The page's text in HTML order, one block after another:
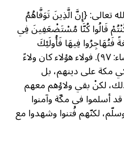
تعالى: {إِنَّ الَّذِينَ تَوَفَّاهُمُ
قَالُوا كُنَّا مُسْتَضْعَفِينَ فِي
فَتُهَاجِرُوا فِيهَا فَأُولَئِكَ
مَأْوَاهُمْ جَهَنَّمُ وَسَاءَتْ مَصِيرًا} (النساء: ٩٧). فولاء هؤلاء كان ولاءً
مكة على دينهم، بل
لكنْ بقي ولاؤهم معهم
قد أسلموا في مكّة وآمنوا
لكنّهم فُتنوا وشهدوا مع